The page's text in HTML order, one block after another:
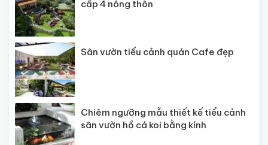
cấp 4 nông thôn
Sân vườn tiểu cảnh quán Cafe đẹp
Chiêm ngưỡng mẫu thiết kế tiểu cảnh
sân vườn hồ cá koi bằng kính